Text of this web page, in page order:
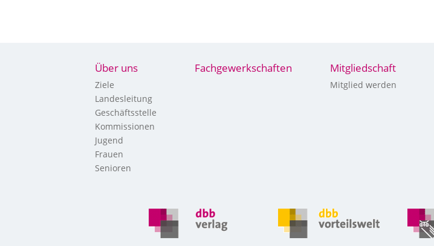
Über uns
Ziele
Landesleitung
Geschäftsstelle
Kommissionen
Jugend
Frauen
Senioren
Fachgewerkschaften Mitgliedschaft
Mitglied werden